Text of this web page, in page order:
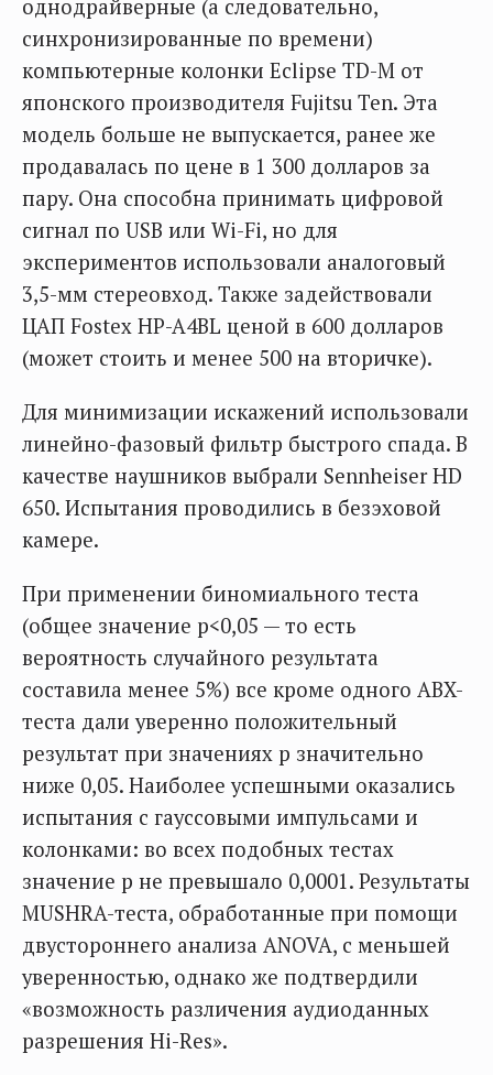
однодрайверные (а следовательно,
синхронизированные по времени)
компьютерные колонки Eclipse TD-M от
японского производителя Fujitsu Ten. Эта
модель больше не выпускается, ранее же
продавалась по цене в 1 300 долларов за
пару. Она способна принимать цифровой
сигнал по USB или Wi-Fi, но для
экспериментов использовали аналоговый
3,5-мм стереовход. Также задействовали
ЦАП Fostex HP-A4BL ценой в 600 долларов
(может стоить и менее 500 на вторичке).
Для минимизации искажений использовали
линейно-фазовый фильтр быстрого спада. В
качестве наушников выбрали Sennheiser HD
650. Испытания проводились в безэховой
камере.
При применении биномиального теста
(общее значение p<0,05 — то есть
вероятность случайного результата
составила менее 5%) все кроме одного ABX-
теста дали уверенно положительный
результат при значениях p значительно
ниже 0,05. Наиболее успешными оказались
испытания с гауссовыми импульсами и
колонками: во всех подобных тестах
значение p не превышало 0,0001. Результаты
MUSHRA-теста, обработанные при помощи
двустороннего анализа ANOVA, с меньшей
уверенностью, однако же подтвердили
«возможность различения аудиоданных
разрешения Hi-Res».